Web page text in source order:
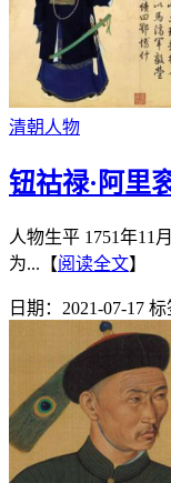
清朝人物
钮祜禄·阿里
人物生平 1751年11
为...【阅读全文】
日期：2021-07-17 标